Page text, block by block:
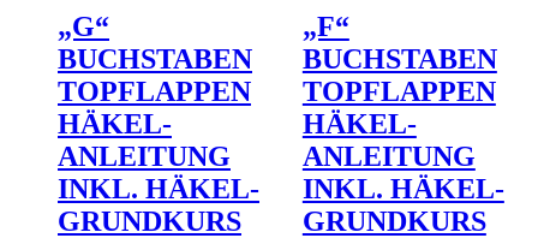
„G“
BUCHSTABEN
TOPFLAPPEN
HÄKEL-
ANLEITUNG
INKL. HÄKEL-
GRUNDKURS
„F“
BUCHSTABEN
TOPFLAPPEN
HÄKEL-
ANLEITUNG
INKL. HÄKEL-
GRUNDKURS